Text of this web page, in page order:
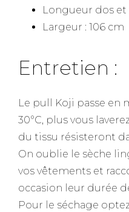
Longueur dos et
Largeur : 106 cm
Entretien :
Le pull Koji passe en
30°C, plus vous
du tissu résisteront
On oublie le sèche
vos vêtements et
occasion leur durée
Pour le séchage